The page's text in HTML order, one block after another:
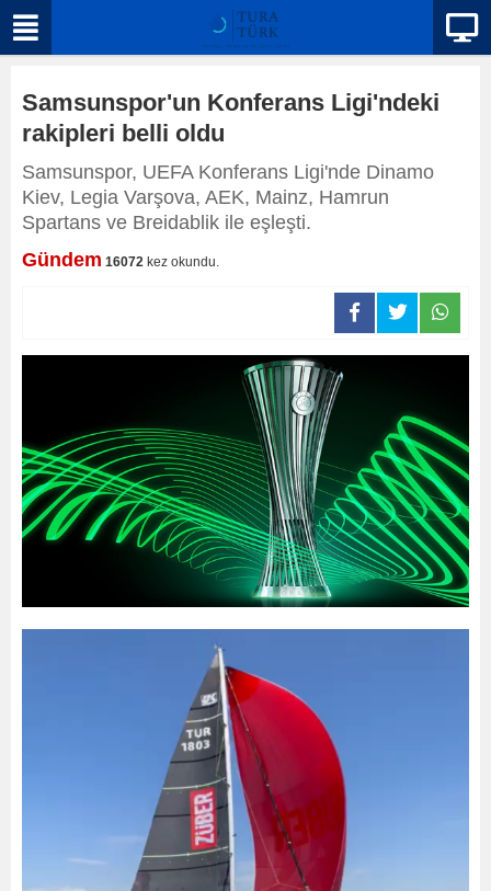
Samsunspor'un Konferans Ligi'ndeki
rakipleri belli oldu
Samsunspor, UEFA Konferans Ligi'nde Dinamo
Kiev, Legia Varşova, AEK, Mainz, Hamrun
Spartans ve Breidablik ile eşleşti.
Gündem 16072 kez okundu.